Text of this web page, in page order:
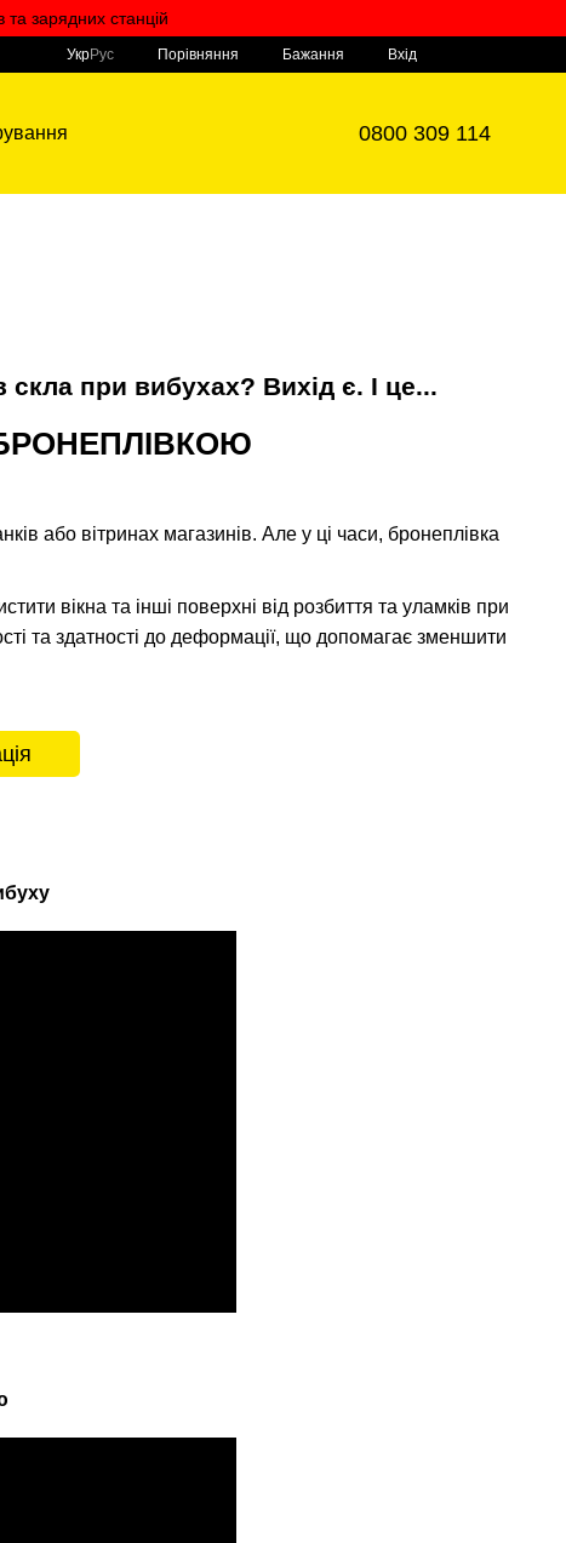
зарядних станцій
УкрРус Порівняння Бажання Вхід
0800 309 114
при вибухах? Вихід є. І це...
або вітринах магазинів. Але у ці часи, бронеплівка
вікна та інші поверхні від розбиття та уламків при
та здатності до деформації, що допомагає зменшити